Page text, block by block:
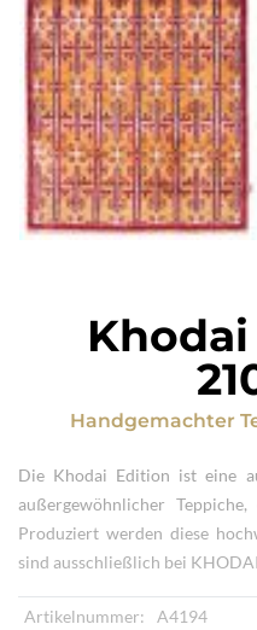
Handgemachter
Die Khodai Edition ist eine
außergewöhnlicher
Produziert werden diese
sind ausschließlich bei
Artikelnummer:
A4194